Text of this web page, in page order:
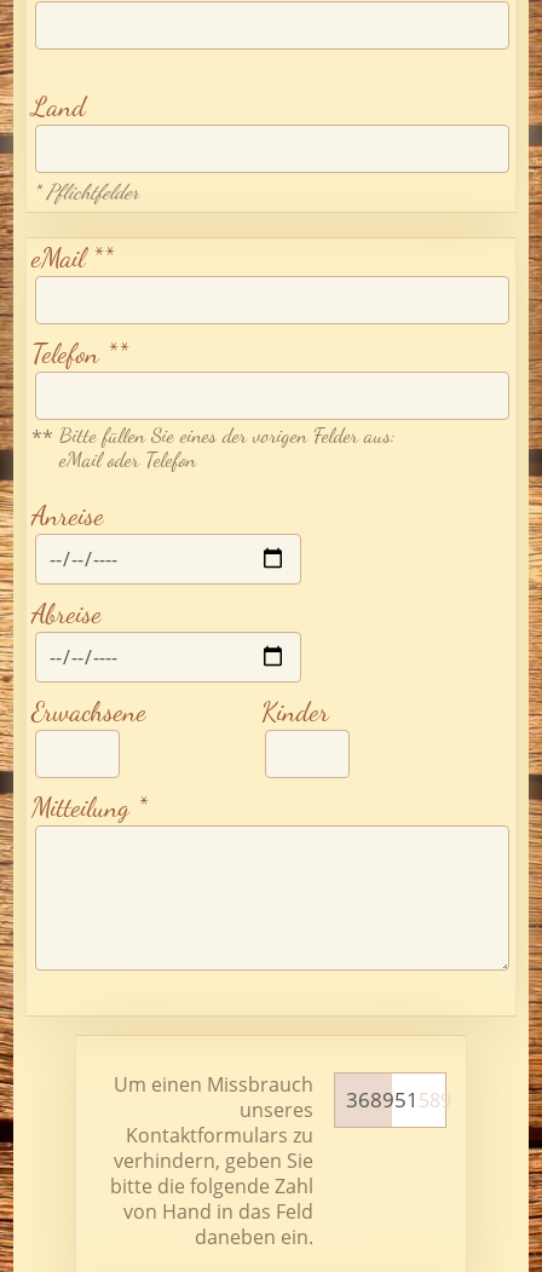
Land
* Pflichtfelder
eMail **
Telefon **
** Bitte füllen Sie eines der vorigen Felder aus:
eMail oder Telefon
Anreise
Abreise
Erwachsene Kinder
Mitteilung *
Um einen Missbrauch
unseres
Kontaktformulars zu
verhindern, geben Sie
bitte die folgende Zahl
von Hand in das Feld
daneben ein.
368951 589